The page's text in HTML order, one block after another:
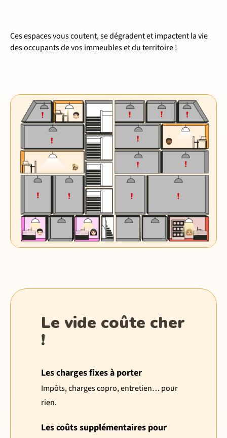
Ces espaces vous coutent, se dégradent et impactent la vie
des occupants de vos immeubles et du territoire !
Le vide coûte cher
!
Les charges fixes à porter
Impôts, charges copro, entretien… pour
rien.
Les coûts supplémentaires pour